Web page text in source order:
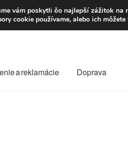
a reklamácie Doprava
vám poskytli čo najlepší zážitok na
cookie používame, alebo ich